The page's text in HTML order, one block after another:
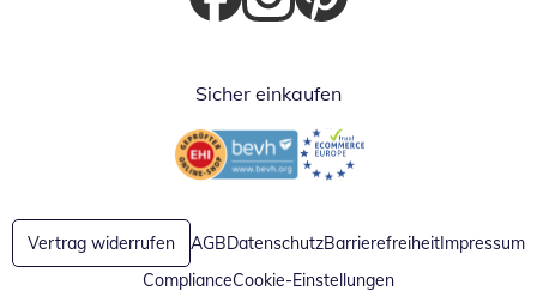
Öffnet in neuem Fenster
Öffnet in neuem Fenster
Öffnet in neuem Fenster
Sicher einkaufen
Öffnet in neuem FensterÖffnet in neuem Fenster
Vertrag widerrufen AGBDatenschutzBarrierefreiheitImpressum
ComplianceCookie-Einstellungen